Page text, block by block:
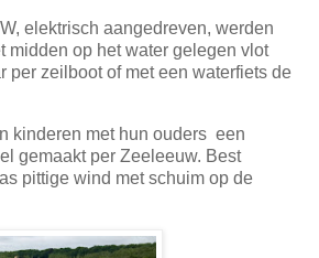
elektrisch aangedreven, werden
midden op het water gelegen vlot
per zeilboot of met een waterfiets de
kinderen met hun ouders een
gemaakt per Zeeleeuw. Best
pittige wind met schuim op de